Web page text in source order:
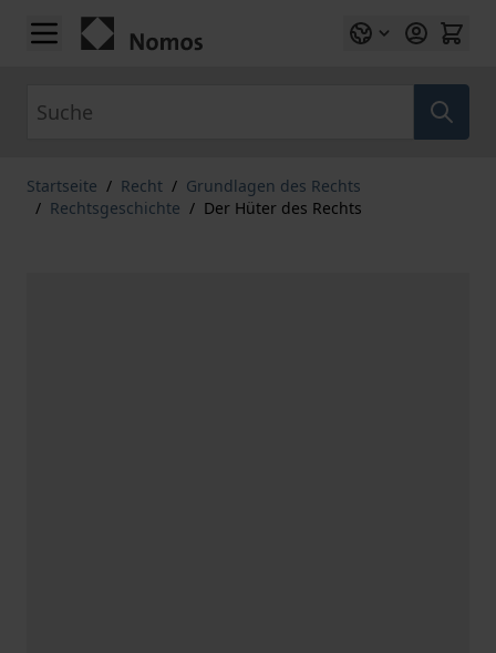
Zum Inhalt springen
Startseite / Recht / Grundlagen des Rechts
/ Rechtsgeschichte / Der Hüter des Rechts